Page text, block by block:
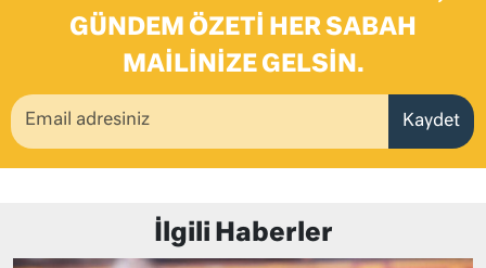
GÜNDEM ÖZETI HER SABAH
MAILINIZE GELSIN.
Kaydet
İlgili Haberler